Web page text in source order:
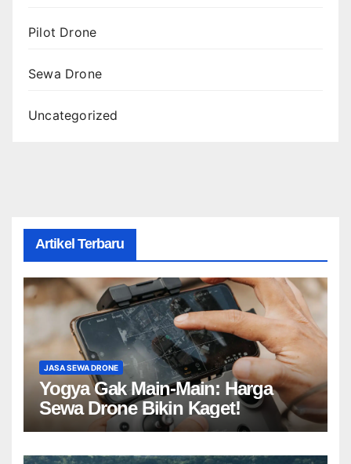
Pilot Drone
Sewa Drone
Uncategorized
Artikel Terbaru
JASA SEWA DRONE
Yogya Gak Main-Main: Harga
Sewa Drone Bikin Kaget!